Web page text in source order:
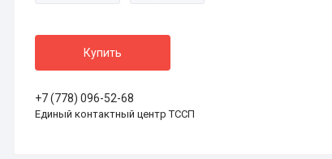
Купить
+7 (778) 096-52-68
Единый контактный центр ТССП